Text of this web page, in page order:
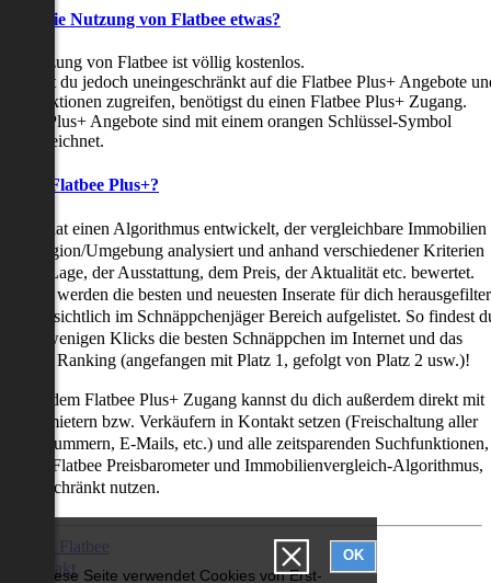
Diese Seite verwendet Cookies von Erst-
OK
die Nutzung von Flatbee etwas?
Nutzung von Flatbee ist völlig kostenlos.
du jedoch uneingeschränkt auf die Flatbee Plus+ Angebote
zugreifen, benötigst du einen Flatbee Plus+ Zugang.
Plus+ Angebote sind mit einem orangen Schlüssel-Symbol
ist Flatbee Plus+?
hat einen Algorithmus entwickelt, der vergleichbare Immobilien
Region/Umgebung analysiert und anhand verschiedener Kriterien
der Lage, der Ausstattung, dem Preis, der Aktualität etc. bewertet.
werden die besten und neuesten Inserate für dich
übersichtlich im Schnäppchenjäger Bereich aufgelistet. So findest
nur wenigen Klicks die besten Schnäppchen im Internet und das
als Ranking (angefangen mit Platz 1, gefolgt von Platz 2 usw.)!
mit dem Flatbee Plus+ Zugang kannst du dich außerdem direkt mit
Vermietern bzw. Verkäufern in Kontakt setzen (Freischaltung aller
E-Mails, etc.) und alle zeitsparenden Suchfunktionen,
den Flatbee Preisbarometer und Immobilienvergleich-Algorithmus,
nutzen.
Über Flatbee
Kontakt